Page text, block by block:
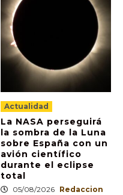
Actualidad
La NASA perseguirá
la sombra de la Luna
sobre España con un
avión científico
durante el eclipse
total
05/08/2026 Redaccion